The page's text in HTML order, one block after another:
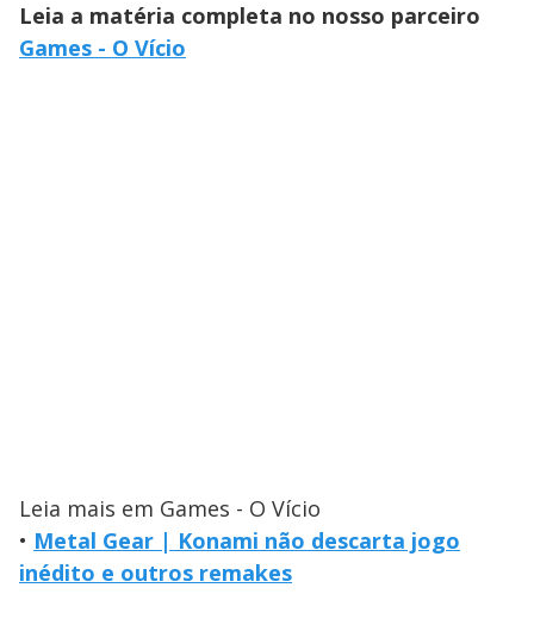
Leia a matéria completa no nosso parceiro
Games - O Vício
Leia mais em Games - O Vício
• Metal Gear | Konami não descarta jogo
inédito e outros remakes